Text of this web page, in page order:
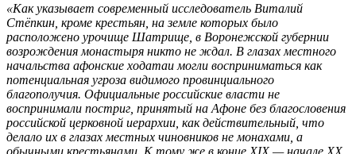
«Как указывает современный исследователь Виталий
Стёпкин, кроме крестьян, на земле которых было
расположено урочище Шатрище, в Воронежской губернии
возрождения монастыря никто не ждал. В глазах местного
начальства афонские ходатаи могли восприниматься как
потенциальная угроза видимого провинциального
благополучия. Официальные российские власти не
воспринимали постриг, принятый на Афоне без благословения
российской церковной иерархии, как действительный, что
делало их в глазах местных чиновников не монахами, а
обычными крестьянами. К тому же в конце XIX — начале XX